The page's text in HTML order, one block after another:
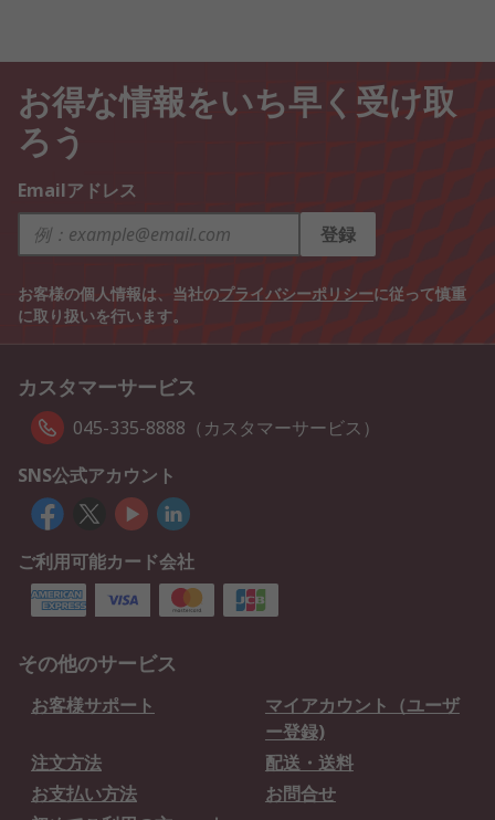
お得な情報をいち早く受け取
ろう
Emailアドレス
登録
お客様の個人情報は、当社のプライバシーポリシーに従って慎重
に取り扱いを行います。
カスタマーサービス
045-335-8888（カスタマーサービス）
SNS公式アカウント
ご利用可能カード会社
その他のサービス
お客様サポート
マイアカウント（ユーザ
ー登録)
注文方法
配送・送料
お支払い方法
お問合せ